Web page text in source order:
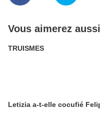
Vous aimerez aussi
TRUISMES
Letizia a-t-elle cocufié